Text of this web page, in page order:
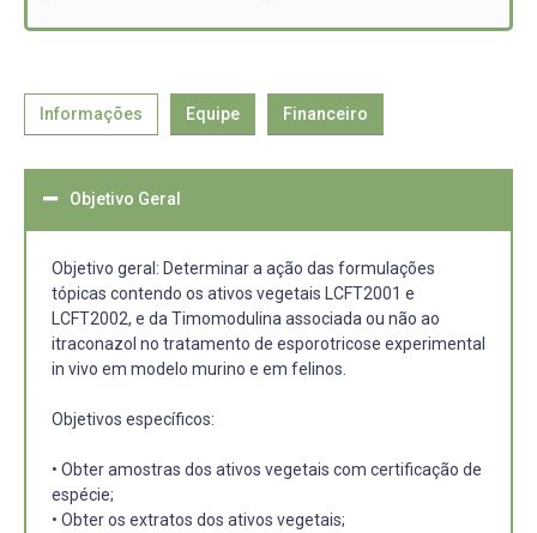
Informações Equipe Financeiro
Objetivo Geral
Objetivo geral: Determinar a ação das formulações
tópicas contendo os ativos vegetais LCFT2001 e
LCFT2002, e da Timomodulina associada ou não ao
itraconazol no tratamento de esporotricose experimental
in vivo em modelo murino e em felinos.
Objetivos específicos:
• Obter amostras dos ativos vegetais com certificação de
espécie;
• Obter os extratos dos ativos vegetais;